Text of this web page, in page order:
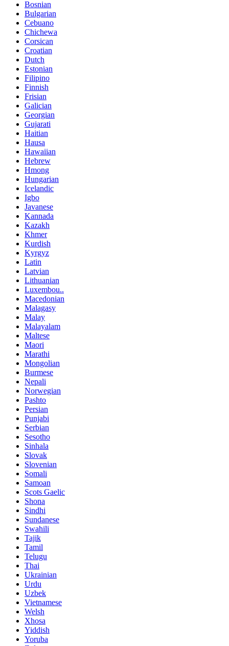
Bosnian
Bulgarian
Cebuano
Chichewa
Corsican
Croatian
Dutch
Estonian
Filipino
Finnish
Frisian
Galician
Georgian
Gujarati
Haitian
Hausa
Hawaiian
Hebrew
Hmong
Hungarian
Icelandic
Igbo
Javanese
Kannada
Kazakh
Khmer
Kurdish
Kyrgyz
Latin
Latvian
Lithuanian
Luxembou..
Macedonian
Malagasy
Malay
Malayalam
Maltese
Maori
Marathi
Mongolian
Burmese
Nepali
Norwegian
Pashto
Persian
Punjabi
Serbian
Sesotho
Sinhala
Slovak
Slovenian
Somali
Samoan
Scots Gaelic
Shona
Sindhi
Sundanese
Swahili
Tajik
Tamil
Telugu
Thai
Ukrainian
Urdu
Uzbek
Vietnamese
Welsh
Xhosa
Yiddish
Yoruba